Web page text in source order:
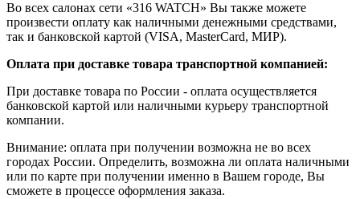
Во всех салонах сети «316 WATCH» Вы также можете
произвести оплату как наличными денежными средствами,
так и банковской картой (VISA, MasterCard, МИР).
Оплата при доставке товара транспортной компанией:
При доставке товара по России - оплата осуществляется
банковской картой или наличными курьеру транспортной
компании.
Внимание: оплата при получении возможна не во всех
городах России. Определить, возможна ли оплата наличными
или по карте при получении именно в Вашем городе, Вы
сможете в процессе оформления заказа.